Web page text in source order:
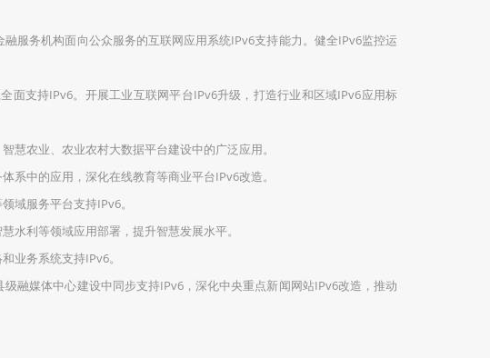
务机构面向公众服务的互联网应用系统IPv6支持能力。健全IPv6监控运
支持IPv6。开展工业互联网平台IPv6升级，打造行业和区域IPv6应用标
农业、农业农村大数据平台建设中的广泛应用。
中的应用，深化在线教育等商业平台IPv6改造。
服务平台支持IPv6。
利等领域应用部署，提升智慧发展水平。
业务系统支持IPv6。
媒体中心建设中同步支持IPv6，深化中央重点新闻网站IPv6改造，推动